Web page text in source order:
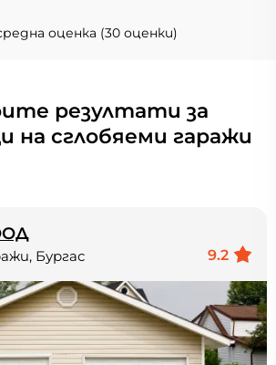
оценка (30 оценки)
резултати за
на сглобяеми гаражи
9.2
Бургас